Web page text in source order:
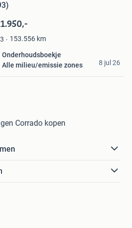
153.556 km
Onderhoudsboekje
Alle milieu/emissie zones
8 jul 26
Corrado kopen